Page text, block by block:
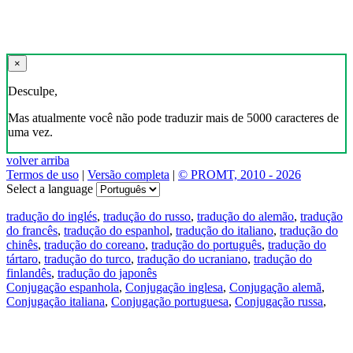
×
Desculpe,
Mas atualmente você não pode traduzir mais de 5000 caracteres de
uma vez.
volver arriba
Termos de uso | Versão completa | © PROMT, 2010 - 2026
Select a language
tradução do inglés, tradução do russo, tradução do alemão, tradução
do francês, tradução do espanhol, tradução do italiano, tradução do
chinês, tradução do coreano, tradução do português, tradução do
tártaro, tradução do turco, tradução do ucraniano, tradução do
finlandês, tradução do japonês
Conjugação espanhola, Conjugação inglesa, Conjugação alemã,
Conjugação italiana, Conjugação portuguesa, Conjugação russa,